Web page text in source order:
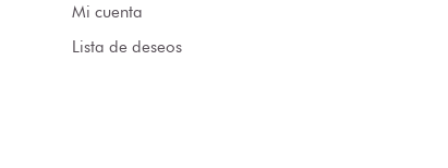
Mi cuenta
Lista de deseos